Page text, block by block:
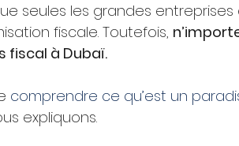
seules les grandes entreprises
fiscale. Toutefois,
fiscal à Dubaï.
comprendre ce qu’est un
expliquons.